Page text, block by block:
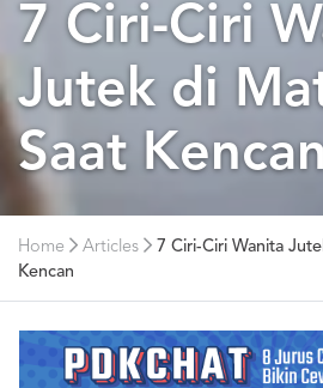
7 Ciri-Ciri
Jutek di
Saat
Home Articles
7 Ciri-Ciri Wanita
Kencan